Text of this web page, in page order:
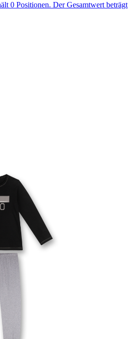
0 Positionen. Der Gesamtwert beträgt